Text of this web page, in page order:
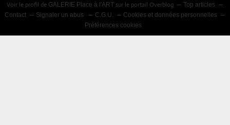
Voir le profil de GALERIE Place à l'ART sur le portail Overblog
Top articles
Contact
Signaler un abus C.G.U.
Cookies et données personnelles
Préférences cookies